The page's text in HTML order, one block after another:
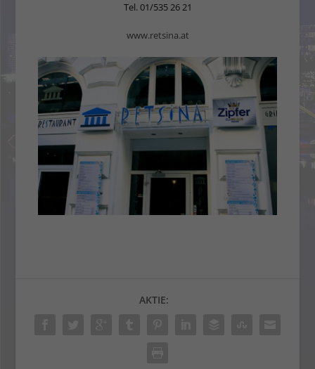
Tel. 01/535 26 21
www.retsina.at
AKTIE: